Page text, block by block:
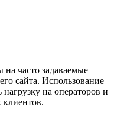
часто задаваемые
сайта. Использование
нагрузку на операторов и
клиентов.